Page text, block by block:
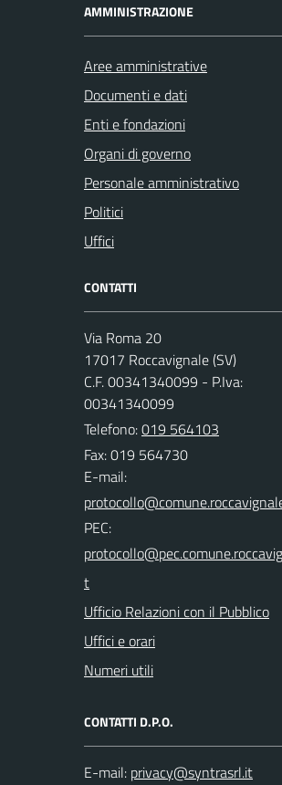
AMMINISTRAZIONE
Aree amministrative
Documenti e dati
Enti e fondazioni
Organi di governo
Personale amministrativo
Politici
Uffici
CONTATTI
Via Roma 20
17017 Roccavignale (SV)
C.F. 00341340099 - P.Iva:
00341340099
Telefono:019 564103
Fax: 019 564730
E-mail:
PEC:
Ufficio Relazioni con il Pubblico
Uffici e orari
Numeri utili
CONTATTI D.P.O.
E-mail: